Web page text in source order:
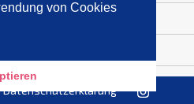
von Cookies
Vertrag langfristig
Datenschutzerklärung